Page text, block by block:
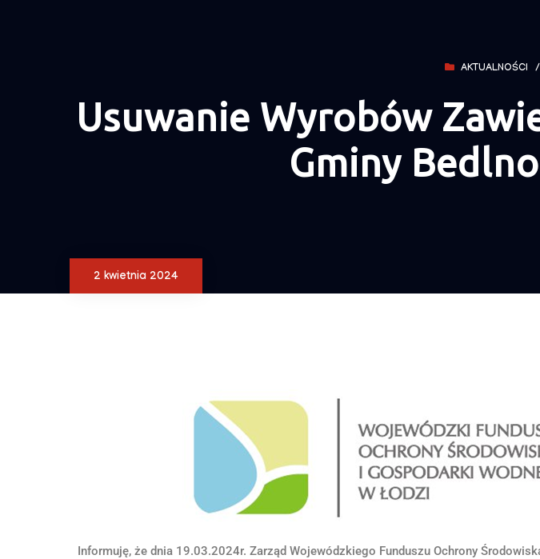
AKTUALNOŚCI
Usuwanie Wyrobów
Gminy
2 kwietnia 2024
Informuję, że dnia 19.03.2024r. Zarząd Wojewódzkiego Funduszu Ochrony